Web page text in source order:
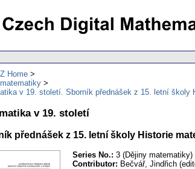
Home
v 19. století. Sborník přednášek z 15. letní školy
v 19. století
přednášek z 15. letní školy Historie
Series No.: 3 (Dějiny matematiky)
Contributor: Bečvář, Jindřich